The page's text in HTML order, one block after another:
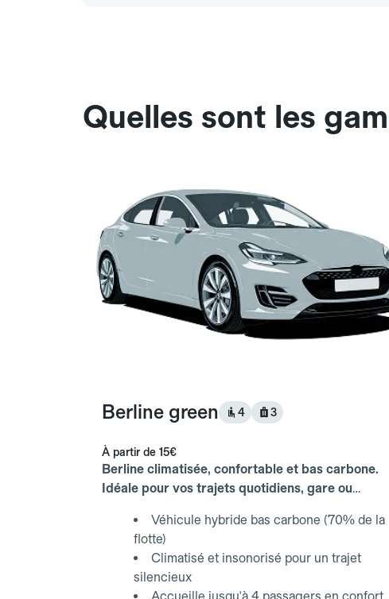
Quelles sont les
Berline green 4 3
À partir de 15€
Berline climatisée, confortable et bas carbone.
Idéale pour vos trajets quotidiens, gare ou
Véhicule hybride bas carbone (70% de la
flotte)
Climatisé et insonorisé pour un trajet
silencieux